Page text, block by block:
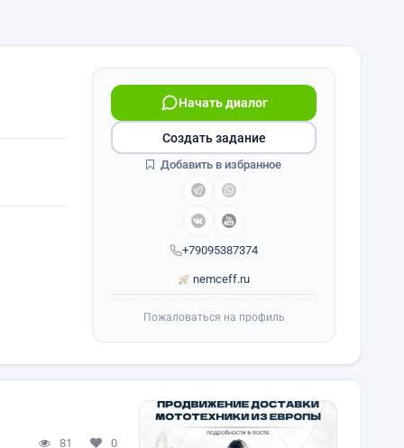
+79095387374
Начать диалог
nemceff.ru
Создать задание
Добавить в избранное
Пожаловаться на профиль
81 0